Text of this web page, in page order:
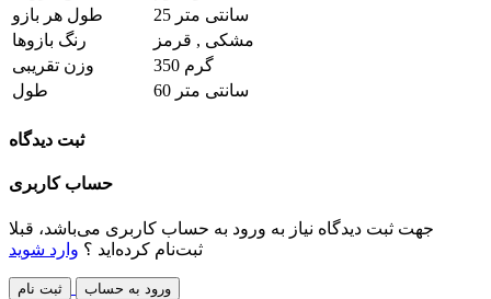
طول هر بازو
25 سانتی متر
رنگ بازوها
مشکی , قرمز
وزن تقریبی
350 گرم
طول
60 سانتی متر
ثبت دیدگاه
حساب کاربری
جهت ثبت دیدگاه نیاز به ورود به حساب کاربری می‌باشد، قبلا
ثبت‌نام کرده‌اید ؟ وارد شوید
ثبت نام ورود به حساب